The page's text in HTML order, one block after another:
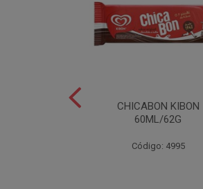
CHICABON KIBON
60ML/62G
Código: 4995